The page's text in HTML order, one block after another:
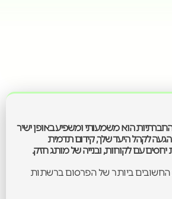
הוא משמעותי ומשפיע באופן ישיר
הגעה לקהל היעד שלך, קידום תדמית
עם לקוחות, ובנייה של מותג חזק.
ביותר של הפרסום ברשתות